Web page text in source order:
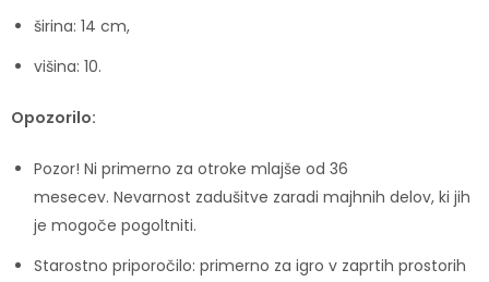
širina: 14 cm,
višina: 10.
Opozorilo:
Pozor! Ni primerno za otroke mlajše od 36
mesecev. Nevarnost zadušitve zaradi majhnih delov, ki jih
je mogoče pogoltniti.
Starostno priporočilo: primerno za igro v zaprtih prostorih